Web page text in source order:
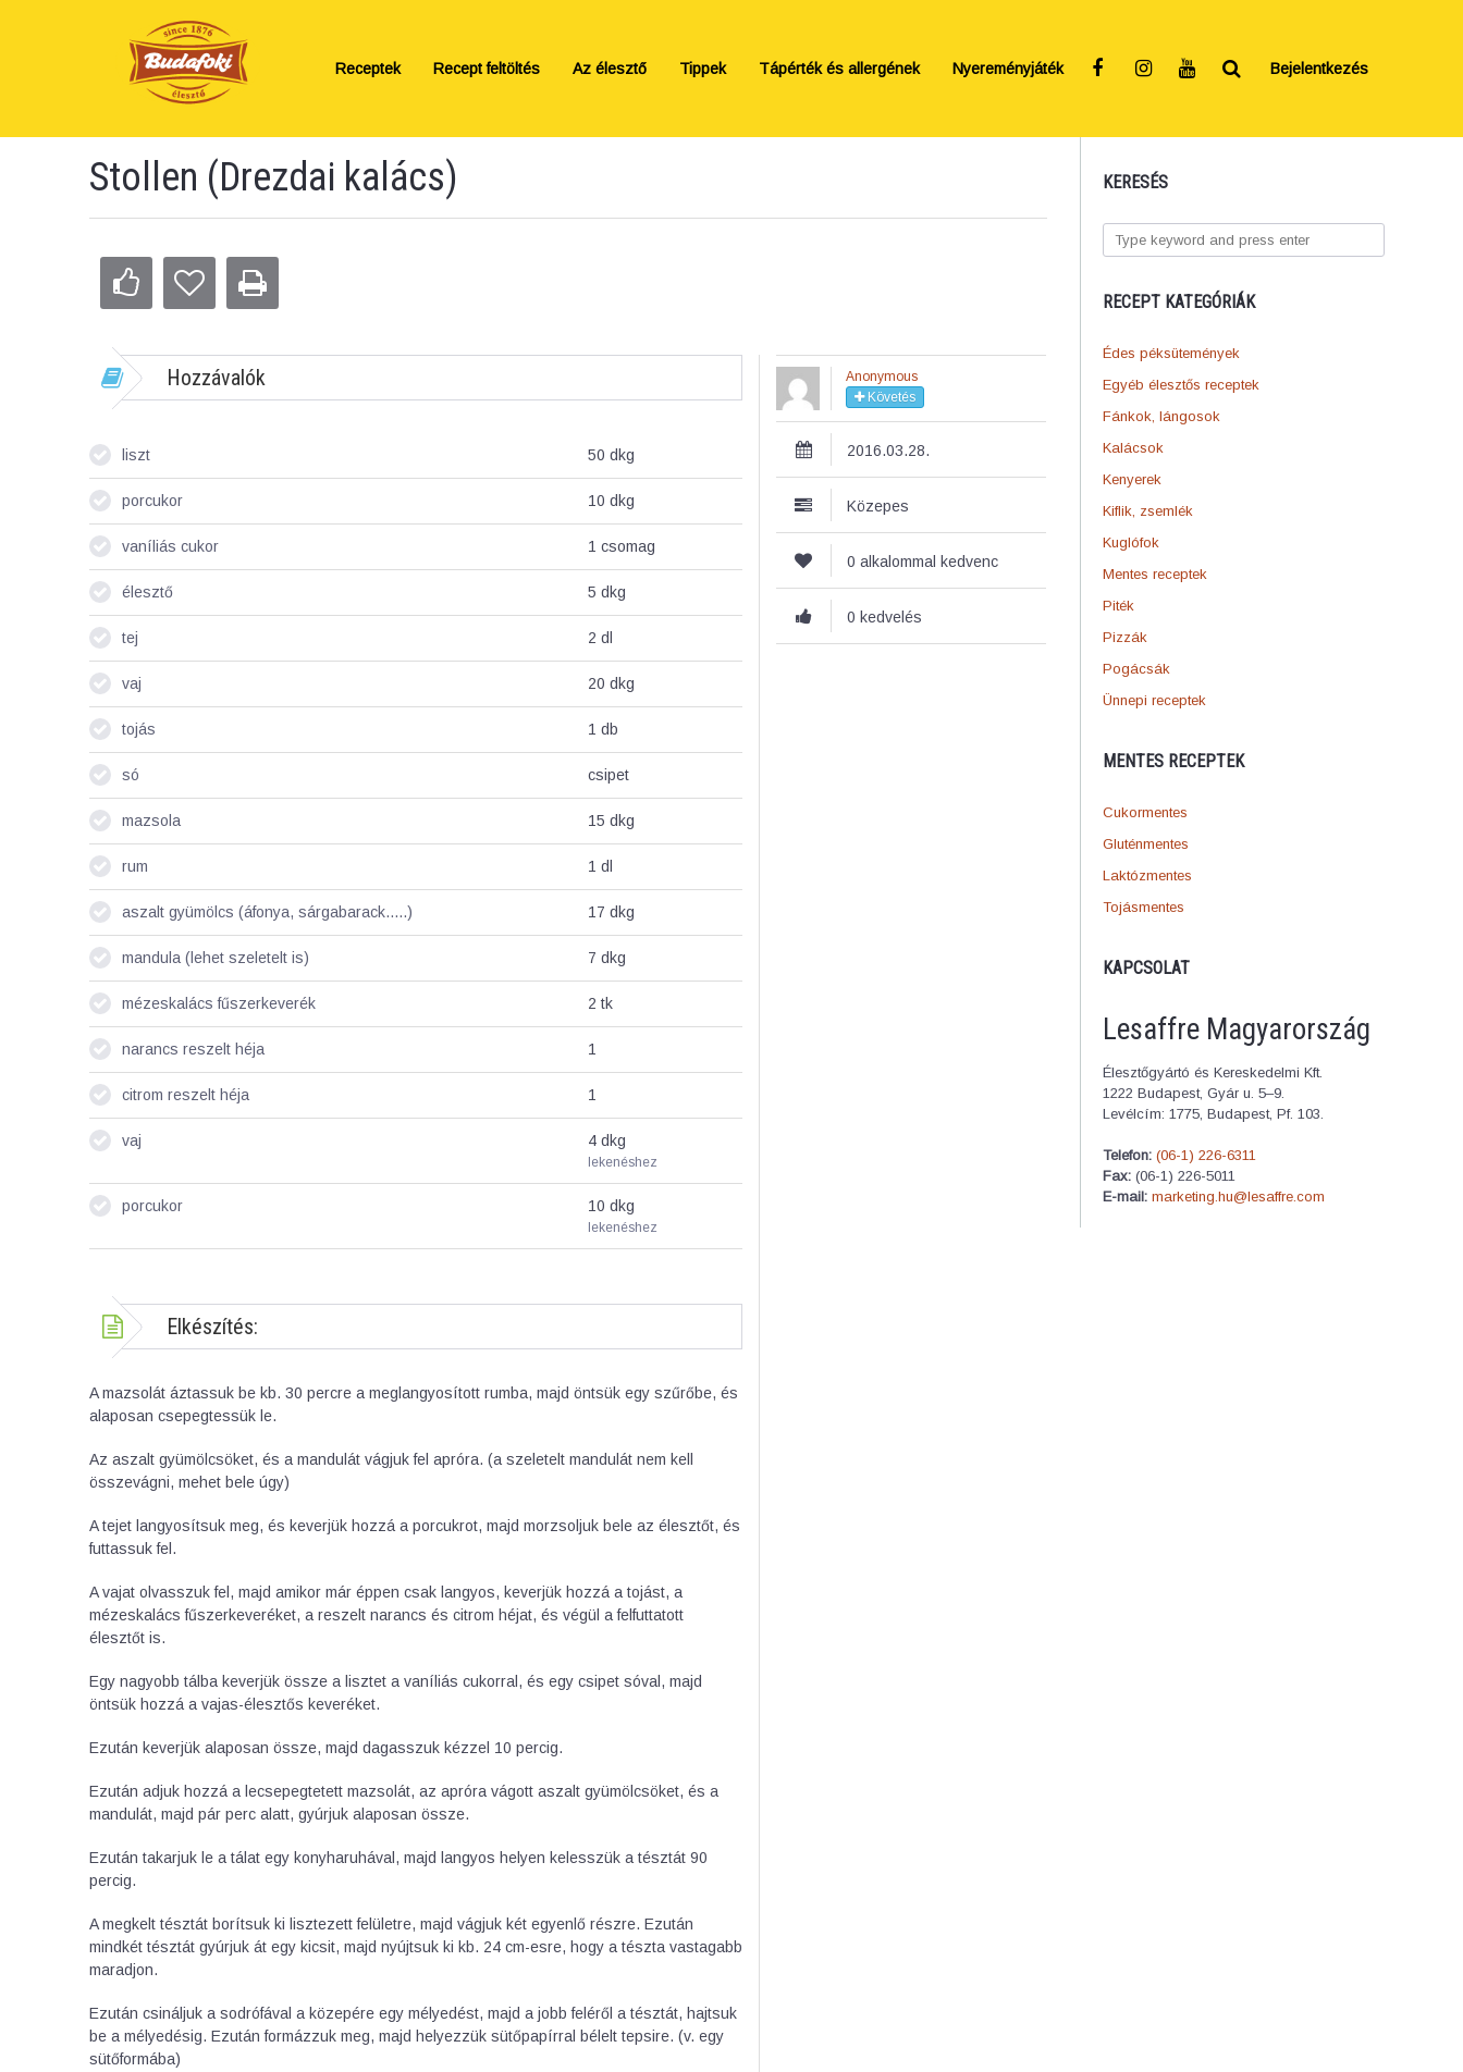
Receptek Recept feltöltés Az élesztő Tippek Tápérték és allergének Nyereményjáték Bejelentkezés
KERESÉS
RECEPT KATEGÓRIÁK
Édes péksütemények
Egyéb élesztős receptek
Fánkok, lángosok
Kalácsok
Kenyerek
Kiflik, zsemlék
Kuglófok
Mentes receptek
Piték
Pizzák
Pogácsák
Ünnepi receptek
MENTES RECEPTEK
Cukormentes
Gluténmentes
Laktózmentes
Tojásmentes
KAPCSOLAT
Lesaffre Magyarország
Élesztőgyártó és Kereskedelmi Kft.
1222 Budapest, Gyár u. 5–9.
Levélcím: 1775, Budapest, Pf. 103.
Telefon: (06-1) 226-6311
Fax: (06-1) 226-5011
E-mail: marketing.hu@lesaffre.com
Stollen (Drezdai kalács)
Hozzávalók
liszt 50 dkg
porcukor 10 dkg
vaníliás cukor 1 csomag
élesztő 5 dkg
tej 2 dl
vaj 20 dkg
tojás 1 db
só csipet
mazsola 15 dkg
rum 1 dl
aszalt gyümölcs (áfonya, sárgabarack.....) 17 dkg
mandula (lehet szeletelt is) 7 dkg
mézeskalács fűszerkeverék 2 tk
narancs reszelt héja 1
citrom reszelt héja 1
vaj 4dkg
lekenéshez
porcukor 10 dkg
lekenéshez
Elkészítés:
A mazsolát áztassuk be kb. 30 percre a meglangyosított rumba, majd öntsük egy szűrőbe, és
alaposan csepegtessük le.
Az aszalt gyümölcsöket, és a mandulát vágjuk fel apróra. (a szeletelt mandulát nem kell
összevágni, mehet bele úgy)
A tejet langyosítsuk meg, és keverjük hozzá a porcukrot, majd morzsoljuk bele az élesztőt, és
futtassuk fel.
A vajat olvasszuk fel, majd amikor már éppen csak langyos, keverjük hozzá a tojást, a
mézeskalács fűszerkeveréket, a reszelt narancs és citrom héjat, és végül a felfuttatott
élesztőt is.
Egy nagyobb tálba keverjük össze a lisztet a vaníliás cukorral, és egy csipet sóval, majd
öntsük hozzá a vajas-élesztős keveréket.
Ezután keverjük alaposan össze, majd dagasszuk kézzel 10 percig.
Ezután adjuk hozzá a lecsepegtetett mazsolát, az apróra vágott aszalt gyümölcsöket, és a
mandulát, majd pár perc alatt, gyúrjuk alaposan össze.
Ezután takarjuk le a tálat egy konyharuhával, majd langyos helyen kelesszük a tésztát 90
percig.
A megkelt tésztát borítsuk ki lisztezett felületre, majd vágjuk két egyenlő részre. Ezután
mindkét tésztát gyúrjuk át egy kicsit, majd nyújtsuk ki kb. 24 cm-esre, hogy a tészta vastagabb
maradjon.
Ezután csináljuk a sodrófával a közepére egy mélyedést, majd a jobb feléről a tésztát, hajtsuk
be a mélyedésig. Ezután formázzuk meg, majd helyezzük sütőpapírral bélelt tepsire. (v. egy
sütőformába)
Anonymous
Követés
2016.03.28.
Közepes
0 alkalommal kedvenc
0 kedvelés